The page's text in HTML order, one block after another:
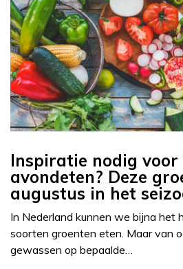
Inspiratie nodig voor
avondeten? Deze
augustus in het
In Nederland kunnen we bijna het
soorten groenten eten. Maar van
gewassen op bepaalde…